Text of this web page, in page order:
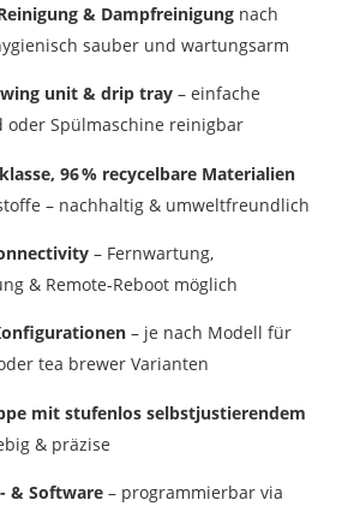
& Dampfreinigung nach
sauber und wartungsarm
unit & drip tray – einfache
oder Spülmaschine reinigbar
96 % recycelbare Materialien
– nachhaltig & umweltfreundlich
– Fernwartung,
& Remote-Reboot möglich
– je nach Modell für
tea brewer Varianten
mit stufenlos selbstjustierendem
& präzise
& Software – programmierbar via